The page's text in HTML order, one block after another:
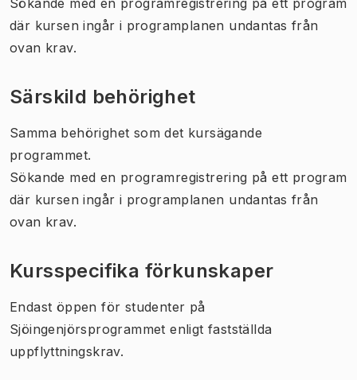
där kursen ingår i programplanen undantas från
ovan krav.
Särskild behörighet
Samma behörighet som det kursägande
programmet.
Sökande med en programregistrering på ett program
där kursen ingår i programplanen undantas från
ovan krav.
Kursspecifika förkunskaper
Endast öppen för studenter på
Sjöingenjörsprogrammet enligt fastställda
uppflyttningskrav.